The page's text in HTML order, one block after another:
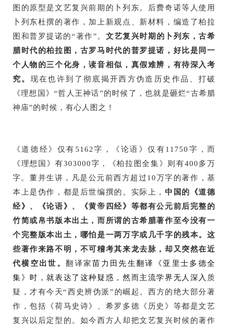
图的原型是文艺复兴前期的卜列东。后费奇诺等人使用
卜列东杜撰的著作，加上新观点、新材料，编造了柏拉
图和普罗提诺的“著作”。 文艺复兴时期的卜列东，古希
腊时代的柏拉图，古罗马时代的普罗提诺，好比是同一
个人物的三个化身，读音相似，真假难辨，有待深入考
究。 现在也许到了彻底揭开西方伪造历史作品、打破
《理想国》“哲人王神话”的时候了，也就是砸烂“古希腊
神庙”的时候，有心人图之！
《道德经》仅有5162字，《论语》仅有11750字，而
《理想国》有303000字，《柏拉图全集》则有400多万
字。董并生讲，凡是公元前西方超过10万字的著作，基
本上是伪作，都是后世编撰的。实际上， 中国的《道德
经》、《论语》、《黄帝四经》等都有公元前后完整的
竹简或帛书版本出土，而所谓的古希腊著作至今没有一
个完整版本出土，哪怕是一两万字或几千字的残本。这
些著作来路不明，不可稽考其来龙去脉，却又突然在近
代横空出世。翻译家苗力田先生翻译《亚里士多德全
集》时，就表达了这种疑惑，然而主流学界无人深入 质
疑，才有今天“西史辨伪派”的崛起。西方的绝大部分著
作，包括《荷马史诗》、希罗多德《历史》等都是文艺
复兴以后定型的。如今西方人却把文艺复兴时候的著作